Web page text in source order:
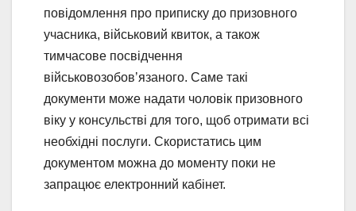
повідомлення про приписку до призовного
учасника, військовий квиток, а також
тимчасове посвідчення
військовозобовʼязаного. Саме такі
документи може надати чоловік призовного
віку у консульстві для того, щоб отримати всі
необхідні послуги. Скористатись цим
документом можна до моменту поки не
запрацює електронний кабінет.